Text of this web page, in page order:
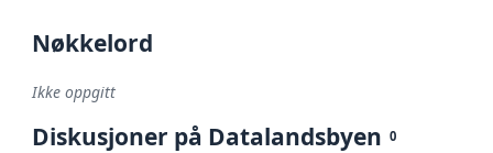
Nøkkelord
Ikke oppgitt
Diskusjoner på Datalandsbyen 0